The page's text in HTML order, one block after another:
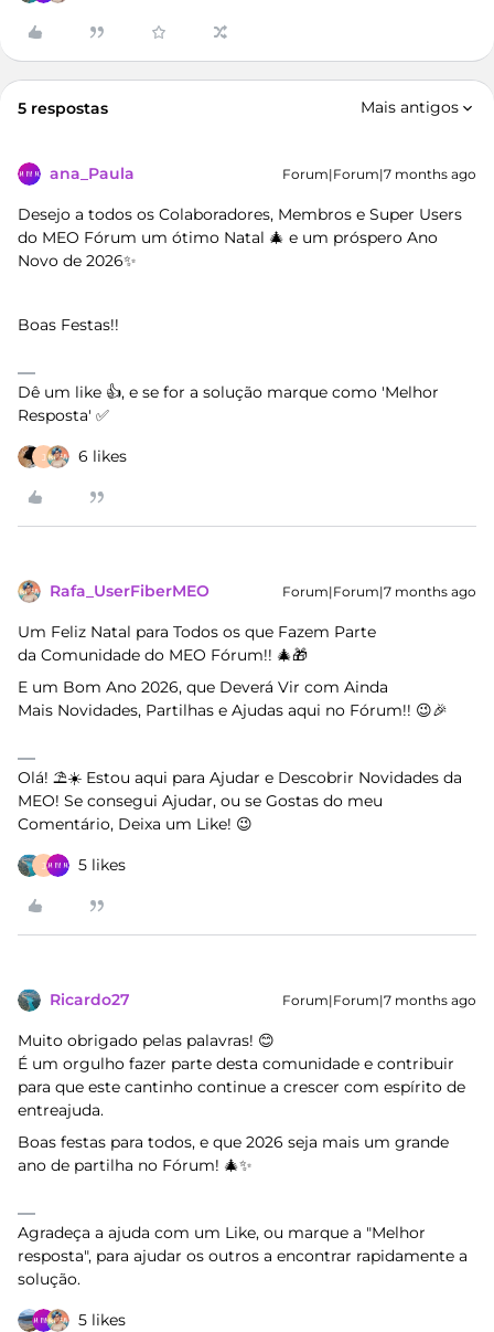
5 respostas Mais antigos
ana_Paula Forum|Forum|7 months ago
Desejo a todos os Colaboradores, Membros e Super Users
do MEO Fórum um ótimo Natal 🎄 e um próspero Ano
Novo de 2026✨
Boas Festas!!
Dê um like 👍, e se for a solução marque como 'Melhor
Resposta' ✅
J 6 likes
Rafa_UserFiberMEO Forum|Forum|7 months ago
Um Feliz Natal para Todos os que Fazem Parte
da Comunidade do MEO Fórum!! 🎄🎁
E um Bom Ano 2026, que Deverá Vir com Ainda
Mais Novidades, Partilhas e Ajudas aqui no Fórum!! 😉🎉
Olá! ⛱️☀️ Estou aqui para Ajudar e Descobrir Novidades da
MEO! Se consegui Ajudar, ou se Gostas do meu
Comentário, Deixa um Like! 😉
J 5 likes
Ricardo27 Forum|Forum|7 months ago
Muito obrigado pelas palavras! 😊
É um orgulho fazer parte desta comunidade e contribuir
para que este cantinho continue a crescer com espírito de
entreajuda.
Boas festas para todos, e que 2026 seja mais um grande
ano de partilha no Fórum! 🎄✨
Agradeça a ajuda com um Like, ou marque a "Melhor
resposta", para ajudar os outros a encontrar rapidamente a
solução.
5 likes